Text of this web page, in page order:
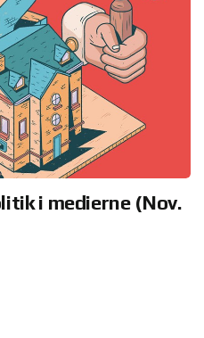
i medierne (Nov.